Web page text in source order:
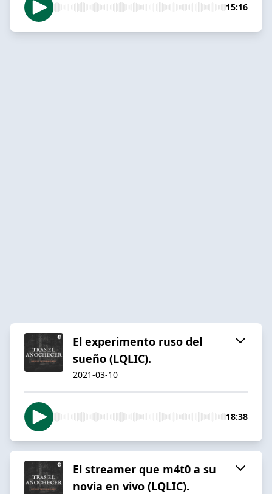
15:16
El experimento ruso del
sueño (LQLIC).
2021-03-10
18:38
El streamer que m4t0 a su
novia en vivo (LQLIC).